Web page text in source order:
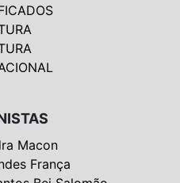
Macon
França